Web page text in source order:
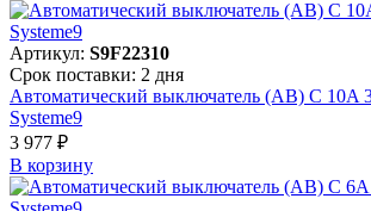
Артикул: S9F22310
Срок поставки: 2 дня
Автоматический выключатель (АВ) C 10A
Systeme9
3 977 ₽
В корзинy